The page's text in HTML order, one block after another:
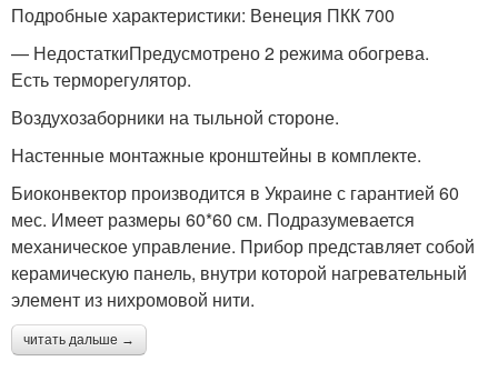
Подробные характеристики: Венеция ПКК 700
— НедостаткиПредусмотрено 2 режима обогрева.
Есть терморегулятор.
Воздухозаборники на тыльной стороне.
Настенные монтажные кронштейны в комплекте.
Биоконвектор производится в Украине с гарантией 60
мес. Имеет размеры 60*60 см. Подразумевается
механическое управление. Прибор представляет собой
керамическую панель, внутри которой нагревательный
элемент из нихромовой нити.
читать дальше →